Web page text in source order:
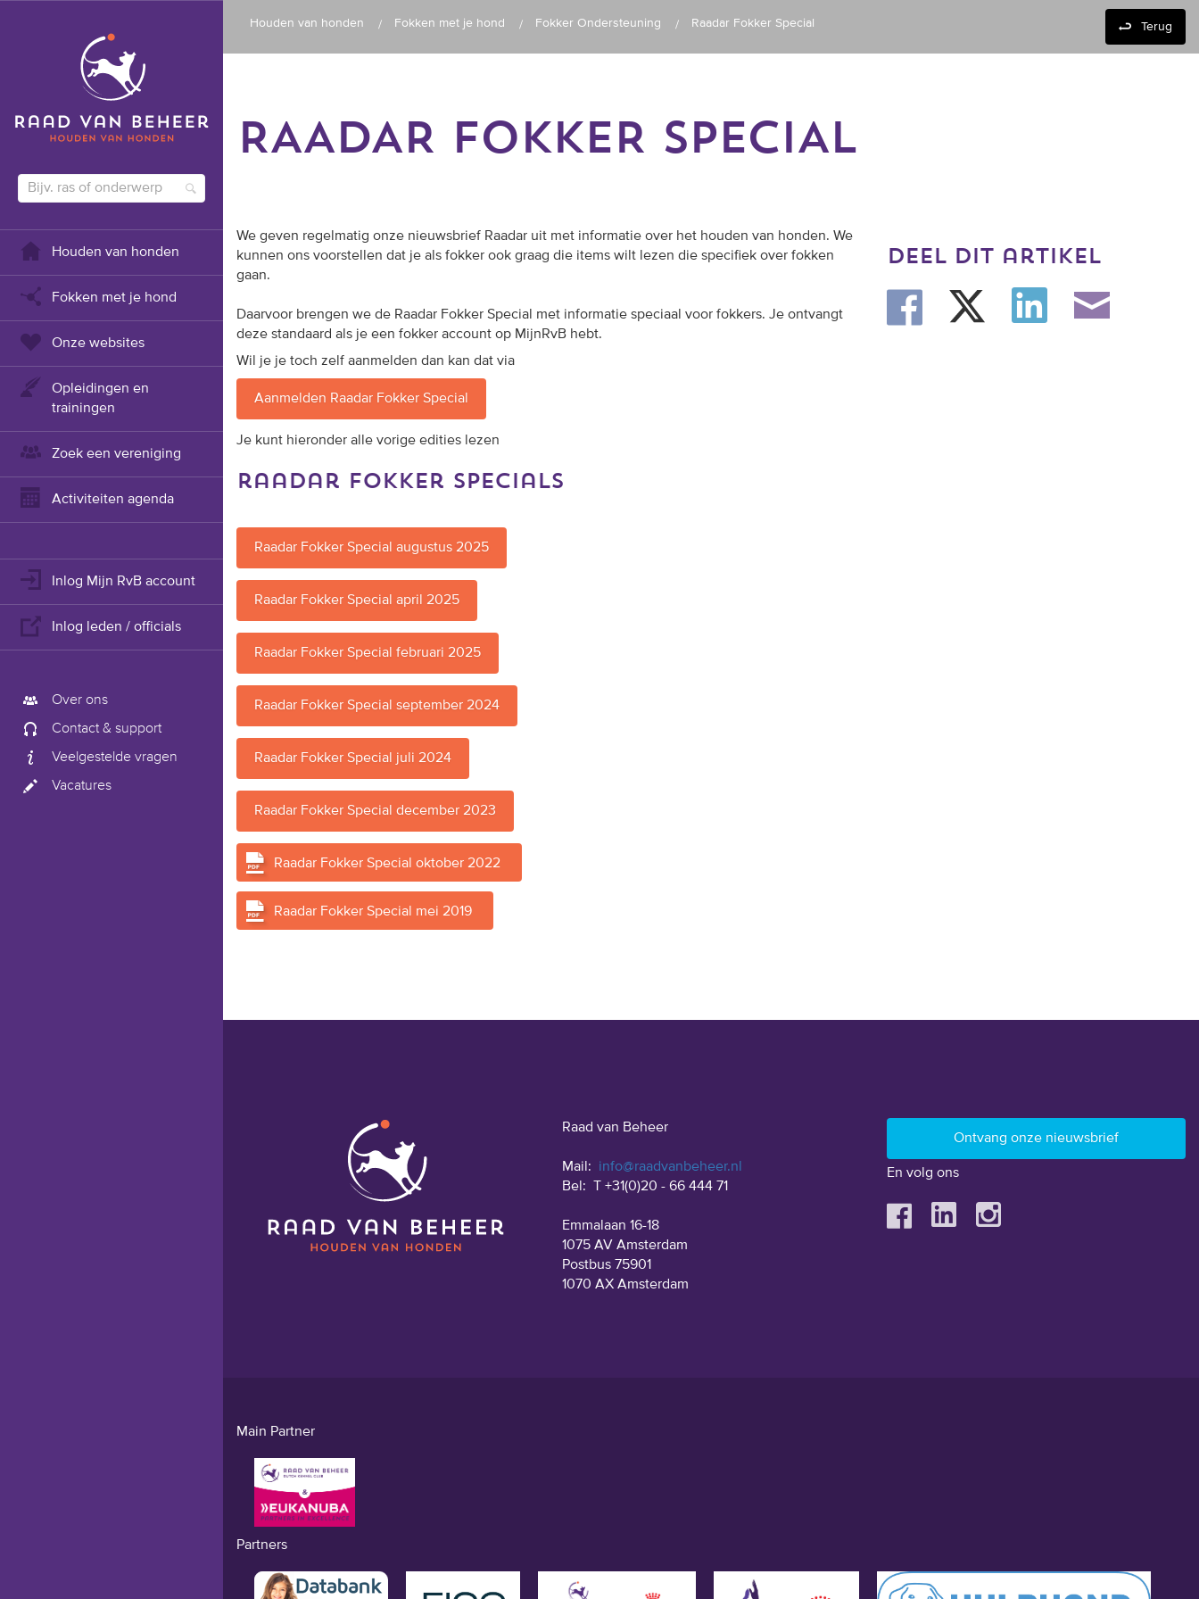
Houden van honden
Fokken met je hond
Onze websites
Opleidingen en
trainingen
Zoek een vereniging
Activiteiten agenda
Inlog Mijn RvB account
Inlog leden / officials
Over ons
Contact & support
Veelgestelde vragen
Vacatures
Houden van honden Fokken met je hond Fokker Ondersteuning Raadar Fokker Special Terug
RAADAR FOKKER SPECIAL
We geven regelmatig onze nieuwsbrief Raadar uit met informatie over het houden van honden. We
kunnen ons voorstellen dat je als fokker ook graag die items wilt lezen die specifiek over fokken
gaan.
Daarvoor brengen we de Raadar Fokker Special met informatie speciaal voor fokkers. Je ontvangt
deze standaard als je een fokker account op MijnRvB hebt.
Wil je je toch zelf aanmelden dan kan dat via
Aanmelden Raadar Fokker Special
Je kunt hieronder alle vorige edities lezen
raadar fokker specials
Raadar Fokker Special augustus 2025
Raadar Fokker Special april 2025
Raadar Fokker Special februari 2025
Raadar Fokker Special september 2024
Raadar Fokker Special juli 2024
Raadar Fokker Special december 2023
Raadar Fokker Special oktober 2022
Raadar Fokker Special mei 2019
deel dit artikel
Raad van Beheer
Mail: info@raadvanbeheer.nl
Bel:
T +31(0)20 - 66 444 71
Emmalaan 16-18
1075 AV Amsterdam
Postbus 75901
1070 AX Amsterdam
En volg ons
Main Partner
Partners